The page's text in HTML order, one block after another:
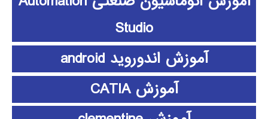
Studio
آموزش اندوروید android
آموزش CATIA